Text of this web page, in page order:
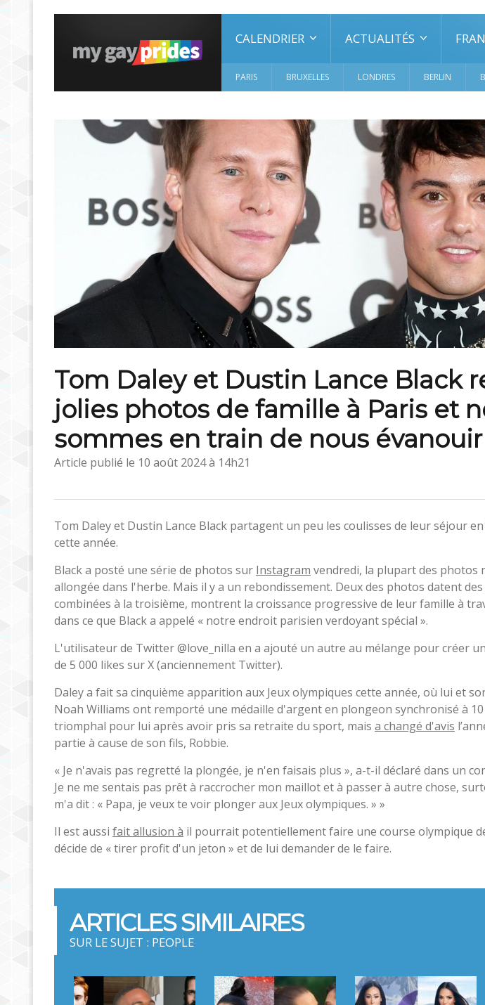
CALENDRIER ACTUALITÉS
PARIS BRUXELLES LONDRES BERLIN
Tom Daley et Dustin Lance Black
jolies photos de famille à Paris et
sommes en train de nous évanouir
Article publié le 10 août 2024 à 14h21
Tom Daley et Dustin Lance Black partagent un peu les coulisses de leur séjour
cette année.
Black a posté une série de photos sur Instagram vendredi, la plupart des photos
allongée dans l'herbe. Mais il y a un rebondissement. Deux des photos datent
combinées à la troisième, montrent la croissance progressive de leur famille à
dans ce que Black a appelé « notre endroit parisien verdoyant spécial ».
L'utilisateur de Twitter @love_nilla en a ajouté un autre au mélange pour créer
de 5 000 likes sur X (anciennement Twitter).
Daley a fait sa cinquième apparition aux Jeux olympiques cette année, où lui et
Noah Williams ont remporté une médaille d'argent en plongeon synchronisé à
triomphal pour lui après avoir pris sa retraite du sport, mais a changé d'avis
partie à cause de son fils, Robbie.
« Je n'avais pas regretté la plongée, je n'en faisais plus », a-t-il déclaré dans un
Je ne me sentais pas prêt à raccrocher mon maillot et à passer à autre chose,
m'a dit : « Papa, je veux te voir plonger aux Jeux olympiques. » »
Il est aussi fait allusion à il pourrait potentiellement faire une course olympique
décide de « tirer profit d'un jeton » et de lui demander de le faire.
ARTICLES SIMILAIRES
SUR LE SUJET : PEOPLE